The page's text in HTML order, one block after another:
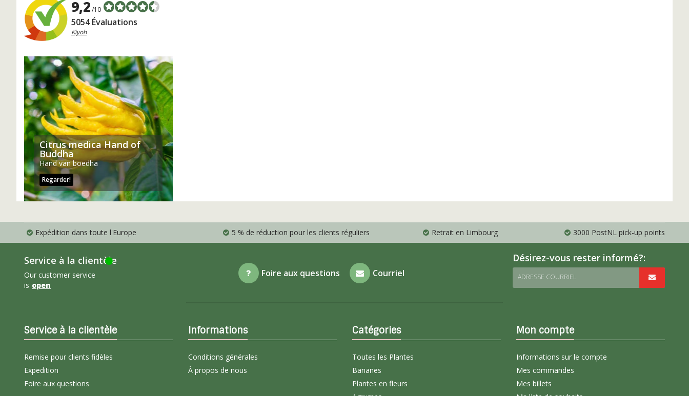
9,2/10
5054 Évaluations
Kiyoh
Citrus medica Hand of
Buddha
Hand van boedha
Regarder!
Expédition dans toute l'Europe 5 % de réduction pour les clients réguliers Retrait en Limbourg 3000 PostNL pick-up points
Service à la clientèle
Our customer service
is open
Foire aux questions Courriel
Désirez-vous rester informé?:
ADRESSE COURRIEL
Service à la clientèle
Remise pour clients fidèles
Expedition
Foire aux questions
Informations
Conditions générales
À propos de nous
Catégories
Toutes les Plantes
Bananes
Plantes en fleurs
Mon compte
Informations sur le compte
Mes commandes
Mes billets